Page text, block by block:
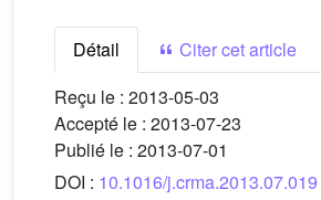
Détail
Citer cet article
Reçu le : 2013-05-03
Accepté le : 2013-07-23
Publié le : 2013-07-01
DOI : 10.1016/j.crma.2013.07.019